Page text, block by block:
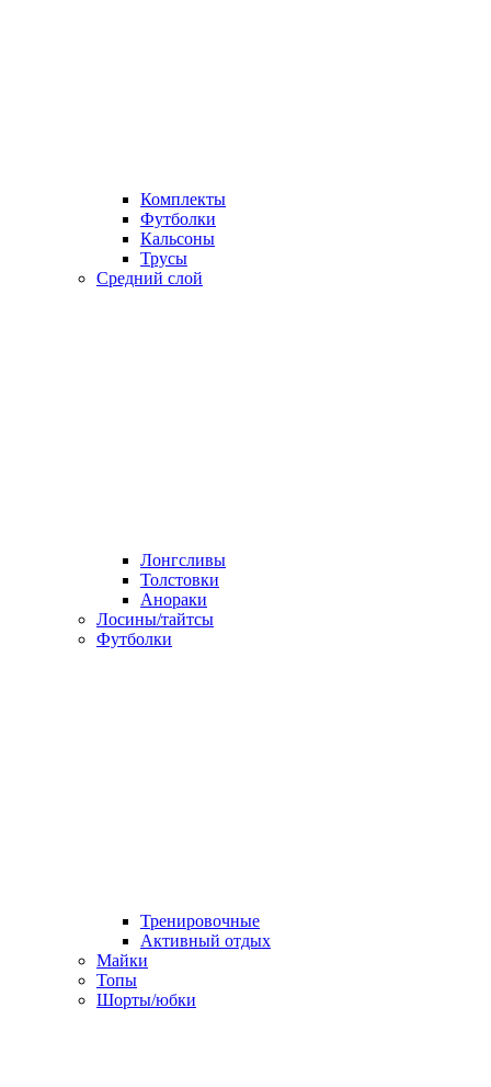
Комплекты
Футболки
Кальсоны
Трусы
Средний слой
Лонгсливы
Толстовки
Анораки
Лосины/тайтсы
Футболки
Тренировочные
Активный отдых
Майки
Топы
Шорты/юбки